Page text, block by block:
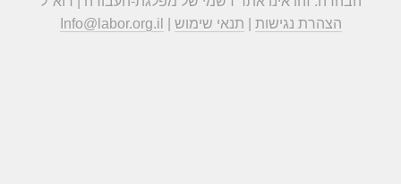
Info@labor.org.il
הצהרת נגישות תנאי שימוש